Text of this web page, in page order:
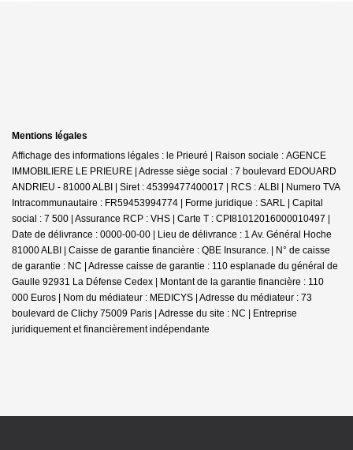
Mentions légales
Affichage des informations légales : le Prieuré | Raison sociale : AGENCE
IMMOBILIERE LE PRIEURE | Adresse siège social : 7 boulevard EDOUARD
ANDRIEU - 81000 ALBI | Siret : 45399477400017 | RCS : ALBI | Numero TVA
Intracommunautaire : FR59453994774 | Forme juridique : SARL | Capital
social : 7 500 | Assurance RCP : VHS | Carte T : CPI81012016000010497 |
Date de délivrance : 0000-00-00 | Lieu de délivrance : 1 Av. Général Hoche
81000 ALBI | Caisse de garantie financière : QBE Insurance. | N° de caisse
de garantie : NC | Adresse caisse de garantie : 110 esplanade du général de
Gaulle 92931 La Défense Cedex | Montant de la garantie financière : 110
000 Euros | Nom du médiateur : MEDICYS | Adresse du médiateur : 73
boulevard de Clichy 75009 Paris | Adresse du site : NC | Entreprise
juridiquement et financièrement indépendante